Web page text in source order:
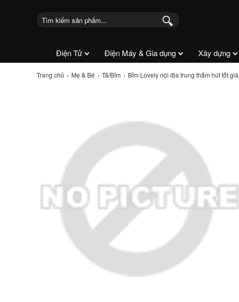
Điện Tử Điện Máy & Gia dụng Xây dựng
Trang chủ Mẹ & Bé Tã/Bỉm Bỉm Lovely nội địa trung thấm hút tốt